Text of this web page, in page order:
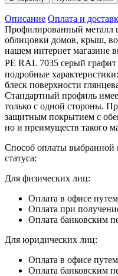
Описание Оплата и
Профилированный металл
облицовки домов, крыш,
нашем интернет магазине
PE RAL 7035 серый
подробные
блеск поверхности
Стандартный профиль
только с одной стороны.
защитным покрытием с
но и преимуществ такого
Способ оплаты выбранной
статуса:
Для физических лиц:
Оплата в офисе
Оплата при
Оплата банковским
Для юридических лиц:
Оплата в офисе
Оплата банковским